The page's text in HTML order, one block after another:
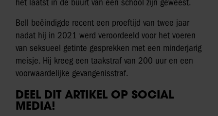
het laatst in de buurt van een school zijn geweest.
Bell beëindigde recent een proeftijd van twee jaar
nadat hij in 2021 werd veroordeeld voor het voeren
van seksueel getinte gesprekken met een minderjarig
meisje. Hij kreeg een taakstraf van 200 uur en een
voorwaardelijke gevangenisstraf.
DEEL DIT ARTIKEL OP SOCIAL
MEDIA!